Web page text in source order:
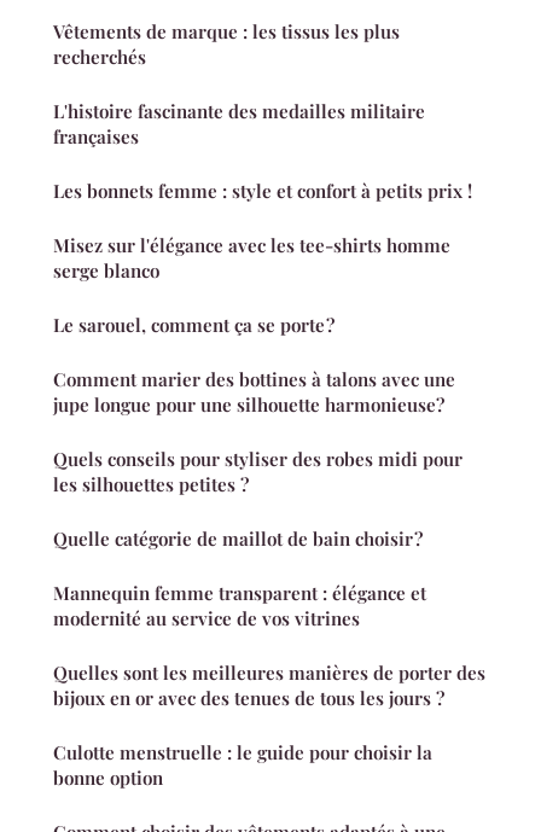
Vêtements de marque : les tissus les plus
recherchés
L'histoire fascinante des medailles militaire
françaises
Les bonnets femme : style et confort à petits prix !
Misez sur l'élégance avec les tee-shirts homme
serge blanco
Le sarouel, comment ça se porte ?
Comment marier des bottines à talons avec une
jupe longue pour une silhouette harmonieuse?
Quels conseils pour styliser des robes midi pour
les silhouettes petites ?
Quelle catégorie de maillot de bain choisir ?
Mannequin femme transparent : élégance et
modernité au service de vos vitrines
Quelles sont les meilleures manières de porter des
bijoux en or avec des tenues de tous les jours ?
Culotte menstruelle : le guide pour choisir la
bonne option